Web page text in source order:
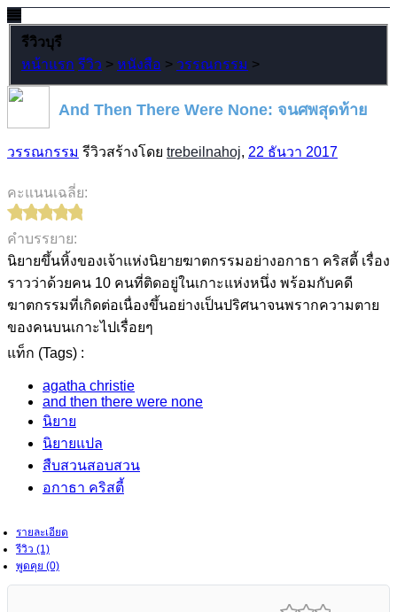
รีวิวบุรี
หน้าแรก รีวิว > หนังสือ > วรรณกรรม >
And Then There Were None: จนศพสุดท้าย
วรรณกรรม รีวิวสร้างโดย trebeilnahoj, 22 ธันวา 2017
คะแนนเฉลี่ย:
คำบรรยาย:
นิยายขึ้นหิ้งของเจ้าแห่งนิยายฆาตกรรมอย่างอกาธา คริสตี้ เรื่อง
ราวว่าด้วยคน 10 คนที่ติดอยู่ในเกาะแห่งหนึ่ง พร้อมกับคดี
ฆาตกรรมที่เกิดต่อเนื่องขึ้นอย่างเป็นปริศนาจนพรากความตาย
ของคนบนเกาะไปเรื่อยๆ
แท็ก (Tags) :
agatha christie
and then there were none
นิยาย
นิยายแปล
สืบสวนสอบสวน
อกาธา คริสตี้
รายละเอียด
รีวิว (1)
พูดคุย (0)